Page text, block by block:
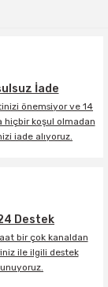
İade
önemsiyor ve 14
hiçbir koşul olmadan
iade alıyoruz.
Destek
bir çok kanaldan
ile ilgili destek